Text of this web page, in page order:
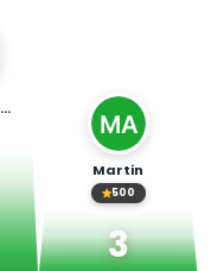
Ivo Nenza Fahari
Martin
500
3